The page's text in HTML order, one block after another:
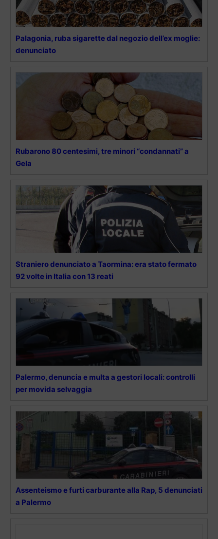
Palagonia, ruba sigarette dal negozio dell’ex moglie:
denunciato
Rubarono 80 centesimi, tre minori “condannati” a
Gela
Straniero denunciato a Taormina: era stato fermato
92 volte in Italia con 13 reati
Palermo, denuncia e multa a gestori locali: controlli
per movida selvaggia
Assenteismo e furti carburante alla Rap, 5 denunciati
a Palermo